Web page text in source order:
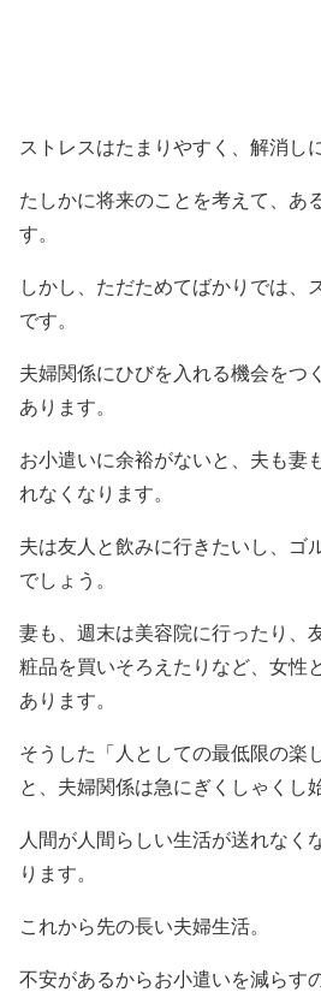
ストレスはたまりやすく、解消し
たしかに将来のことを考えて、あ
す。
しかし、ただためてばかりでは、
です。
夫婦関係にひびを入れる機会をつ
あります。
お小遣いに余裕がないと、夫も妻
れなくなります。
夫は友人と飲みに行きたいし、ゴ
でしょう。
妻も、週末は美容院に行ったり、
粧品を買いそろえたりなど、女性
あります。
そうした「人としての最低限の楽
と、夫婦関係は急にぎくしゃくし
人間が人間らしい生活が送れなく
ります。
これから先の長い夫婦生活。
不安があるからお小遣いを減らす